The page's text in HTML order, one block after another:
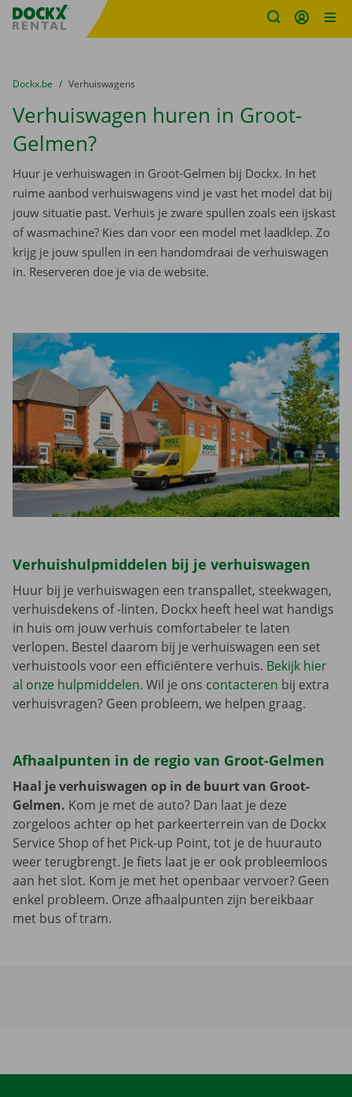
Fratello DEMO
U bevindt zich hier:
van
Dockx.be naar
Verhuiswagens
Verhuiswagen huren in Groot-
Gelmen?
Huur je verhuiswagen in Groot-Gelmen bij Dockx. In het
ruime aanbod verhuiswagens vind je vast het model dat bij
jouw situatie past. Verhuis je zware spullen zoals een ijskast
of wasmachine? Kies dan voor een model met laadklep. Zo
krijg je jouw spullen in een handomdraai de verhuiswagen
in. Reserveren doe je via de website.
Verhuishulpmiddelen bij je verhuiswagen
Huur bij je verhuiswagen een transpallet, steekwagen,
verhuisdekens of -linten. Dockx heeft heel wat handigs
in huis om jouw verhuis comfortabeler te laten
verlopen. Bestel daarom bij je verhuiswagen een set
verhuistools voor een efficiëntere verhuis. Bekijk hier
al onze hulpmiddelen. Wil je ons contacteren bij extra
verhuisvragen? Geen probleem, we helpen graag.
Afhaalpunten in de regio van Groot-Gelmen
Haal je verhuiswagen op in de buurt van Groot-
Gelmen. Kom je met de auto? Dan laat je deze
zorgeloos achter op het parkeerterrein van de Dockx
Service Shop of het Pick-up Point, tot je de huurauto
weer terugbrengt. Je fiets laat je er ook probleemloos
aan het slot. Kom je met het openbaar vervoer? Geen
enkel probleem. Onze afhaalpunten zijn bereikbaar
met bus of tram.